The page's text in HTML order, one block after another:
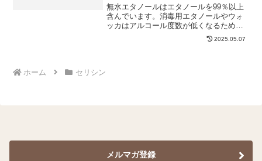
無水エタノールはエタノールを99％以上
含んでいます。消毒用エタノールやウォ
ッカはアルコール度数が低くなるため、
アルコールや水分量を調節する必要があ
ります。失敗なく作るには無水エタノー
2025.05.07
ホーム セリシン
メルマガ登録